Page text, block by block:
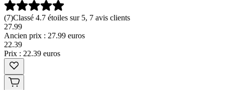
(7)Classé 4.7 étoiles sur 5, 7 avis clients
27.99
Ancien prix : 27.99 euros
22.39
Prix : 22.39 euros